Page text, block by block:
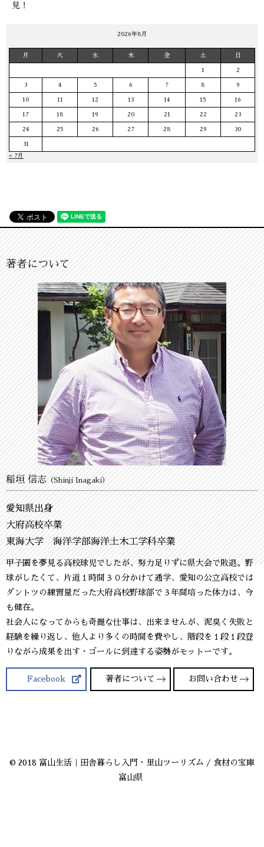
見！
2026年8月
月 火 水 木 金 土 日
1 2
3 4 5 6 7 8 9
10 11 12 13 14 15 16
17 18 19 20 21 22 23
24 25 26 27 28 29 30
31
« 7月
著者について
稲垣 信志（Shinji Inagaki）
愛知県出身
大府高校卒業
東海大学 海洋学部海洋土木工学科卒業
甲子園を夢見る高校球児でしたが、努力足りずに県大会で敗退。野
球がしたくて、片道１時間３０分かけて通学、愛知の公立高校では
ダントツの練習量だった大府高校野球部で３年間培った体力は、今
も健在。
社会人になってからも奇麗な仕事は、出来ませんが、泥臭く失敗と
経験を繰り返し、他人より多くの時間を費やし、階段を１段１段登
りながら成果を出す・ゴールに到達する姿勢がモットーです。
Facebook 著者について お問い合わせ
© 2018 富山生活｜田舎暮らし入門・里山ツーリズム / 食材の宝庫
富山県